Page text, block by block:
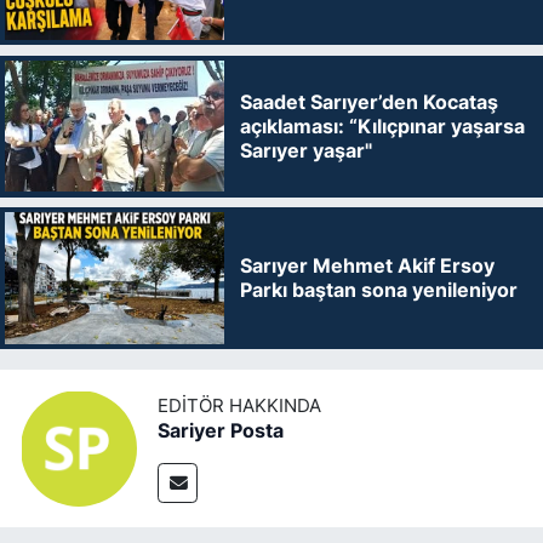
Saadet Sarıyer’den Kocataş
açıklaması: “Kılıçpınar yaşarsa
Sarıyer yaşar"
Sarıyer Mehmet Akif Ersoy
Parkı baştan sona yenileniyor
EDITÖR HAKKINDA
Sariyer Posta